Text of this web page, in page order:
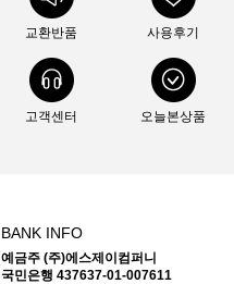
교환반품 사용후기
고객센터 오늘본상품
BANK INFO
예금주 (주)에스제이컴퍼니
국민은행 437637-01-007611